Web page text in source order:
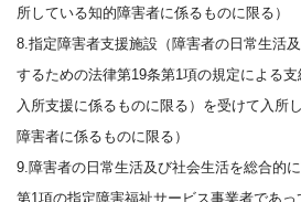
所している知的障害者に係るものに限る）
8.指定障害者支援施設（障害者の日常生活
するための法律第19条第1項の規定による
入所支援に係るものに限る）を受けて入所
障害者に係るものに限る）
9.障害者の日常生活及び社会生活を総合的
第1項の指定障害福祉サービス事業者であ